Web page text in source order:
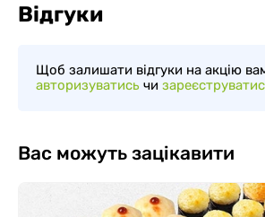
Відгуки
Щоб залишати відгуки на акцію
авторизуватись чи
Вас можуть зацікавити